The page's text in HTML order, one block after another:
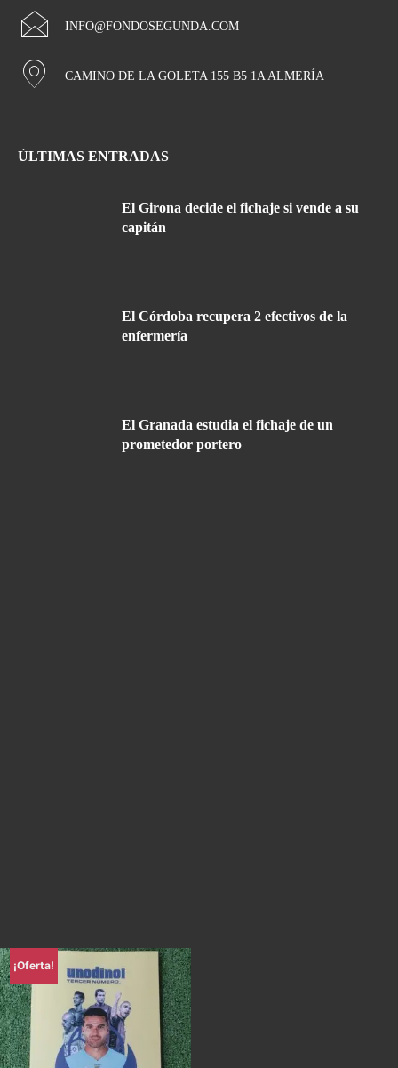
INFO@FONDOSEGUNDA.COM
CAMINO DE LA GOLETA 155 B5 1A ALMERÍA
ÚLTIMAS ENTRADAS
El Girona decide el fichaje si vende a su
capitán
El Córdoba recupera 2 efectivos de la
enfermería
El Granada estudia el fichaje de un
prometedor portero
¡Oferta!